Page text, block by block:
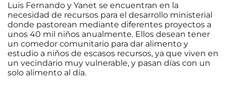
Luis Fernando y Yanet se encuentran en la
necesidad de recursos para el desarrollo ministerial
donde pastorean mediante diferentes proyectos a
unos 40 mil niños anualmente. Ellos desean tener
un comedor comunitario para dar alimento y
estudio a niños de escasos recursos, ya que viven en
un vecindario muy vulnerable, y pasan días con un
solo alimento al día.